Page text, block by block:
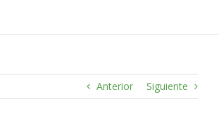
Anterior Siguiente